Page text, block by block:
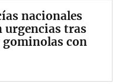
nacionales
urgencias tras
con